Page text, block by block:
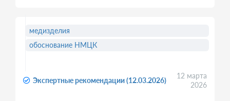
Экспертные рекомендации (12.03.2026)
12 марта
2026
медизделия
обоснование НМЦК